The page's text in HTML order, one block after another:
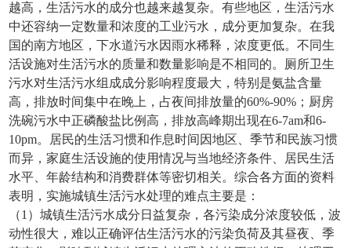
越高，生活污水的成分也越来越复杂。有些地区，生活污水
中还容纳一定数量和浓度的工业污水，成分更加复杂。在我
国的南方地区，下水道污水因雨水稀释，浓度更低。不同生
活设施对生活污水的质量和数量影响是不相同的。厕所卫生
污水对生活污水组成成分影响程度最大，特别是氨盐含量
高，排放时间集中在晚上，占夜间排放量的60%-90%；厨房
洗碗污水中正磷酸盐比例高，排放高峰期出现在6-7am和6-
10pm。居民的生活习惯和作息时间因地区、季节和民族习惯
而异，家庭生活设施的使用情况与当地经济条件、居民生活
水平、年龄结构和消费群体等密切相关。综合各方面的资料
表明，实施城镇生活污水处理的难点主要是：
（1）城镇生活污水成分日益复杂，各污染成分浓度较低，波
动性很大，难以正确评估生活污水的污染负荷及其昼夜、季